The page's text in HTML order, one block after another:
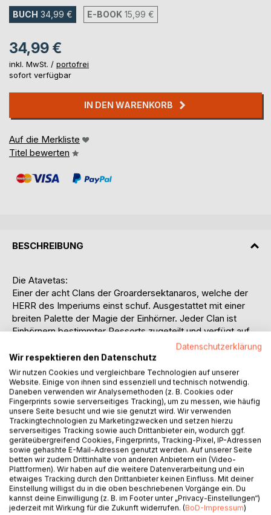
BUCH 34,99 € E-BOOK 15,99 €
34,99 €
inkl. MwSt. / portofrei
sofort verfügbar
IN DEN WARENKORB
Auf die Merkliste
Titel bewerten
BESCHREIBUNG
Die Atavetas:
Einer der acht Clans der Groardersektanaros, welche der
HERR des Imperiums einst schuf. Ausgestattet mit einer
breiten Palette der Magie der Einhörner. Jeder Clan ist
Einhörnern bestimmter Ressorts zugeteilt und verfügt auf
diesem Bereich zusätzlich über besondere Fähigkeiten. Die
Atavetas dienen den Schneehörnern.
Vier jugendliche Atavetas, eine Priesterin und deren
Schwester, sowie zwei Prinzen eines renommierten
Kriegs-Tschaveds, haben es satt, immer nur Dinge zu tun,
die zu irgendeinem erbaulichen Zweck dienen. Egal wie
fahrig und zerstörungswütig sie in ihrem Gutdünken
handeln, finden sie das Ergebnis ihres Tuns immer als
vollkommen gerecht und wahrhaftig. Die jungen Prinzen
machen eine alte, zum Teil verfallene Burg der Menschen
weit abseits jeglicher Zivilisation ausfindig, von der sie
hoffen, dort endlich mal so richtig sinnlos auf den Putz
hauen zu können.
Zwei jugendliche Menschen-Mädchen wollen einer
Datenschutzerklärung
Wir respektieren den Datenschutz
Wir nutzen Cookies und vergleichbare Technologien auf unserer
Website. Einige von ihnen sind essenziell und technisch notwendig.
Daneben verwenden wir Analysemethoden (z. B. Cookies oder
Fingerprints sowie serverseitiges Tracking), um zu messen, wie häufig
unsere Seite besucht und wie sie genutzt wird. Wir verwenden
Trackingtechnologien zu Marketingzwecken und setzen hierzu
serverseitiges Tracking sowie auch Drittanbieter ein, wodurch ggf.
geräteübergreifend Cookies, Fingerprints, Tracking-Pixel, IP-Adressen
sowie gehashte E-Mail-Adressen genutzt werden. Auf unserer Seite
betten wir zudem Drittinhalte von anderen Anbietern ein (Video-
Plattformen). Wir haben auf die weitere Datenverarbeitung und ein
etwaiges Tracking durch den Drittanbieter keinen Einfluss. Mit deiner
Einstellung willigst du in die oben beschriebenen Vorgänge ein. Du
kannst deine Einwilligung (z. B. im Footer unter „Privacy-Einstellungen“)
jederzeit mit Wirkung für die Zukunft widerrufen. (BoD-Impressum)